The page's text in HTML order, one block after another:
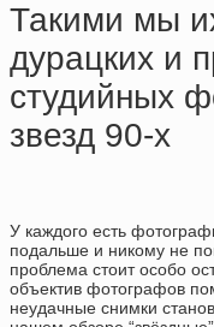
Такими мы
дурацких и
студийных
звезд 90-х
У каждого есть
подальше и никому не
проблема стоит особо
объектив фотографов
неудачные снимки